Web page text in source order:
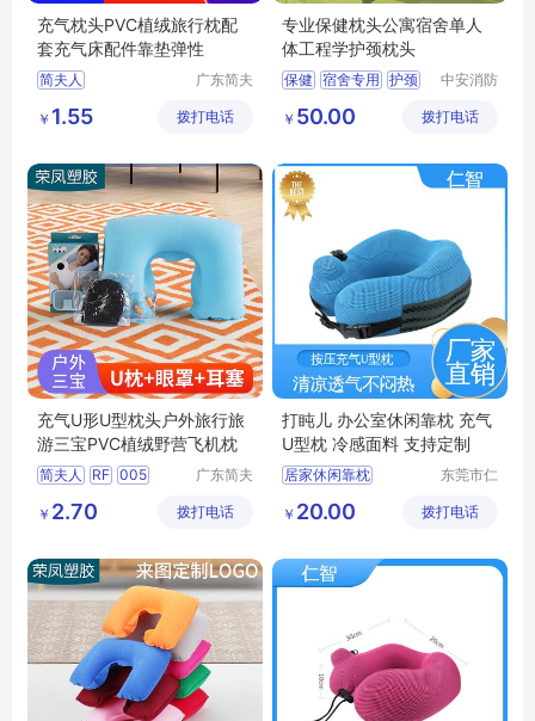
充气枕头PVC植绒旅行枕配
套充气床配件靠垫弹性
简夫人
广东简夫
限公司
￥ 1.55 拨打电话
专业保健枕头公寓宿舍单人
体工程学护颈枕头
保健 宿舍专用 护颈
中安消防
东）有限
￥ 50.00 拨打电话
充气U形U型枕头户外旅行旅
游三宝PVC植绒野营飞机枕
简夫人 RF 005
广东简夫
限公司
￥ 2.70 拨打电话
打盹儿 办公室休闲靠枕 充气
U型枕 冷感面料 支持定制
居家休闲靠枕
透气型U型枕
东莞市仁
技有限公
￥ 20.00 拨打电话